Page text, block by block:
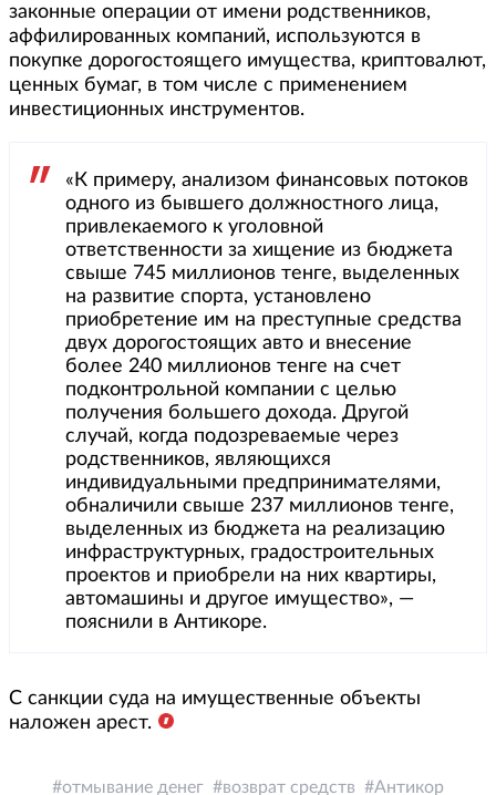
законные операции от имени родственников,
аффилированных компаний, используются в
покупке дорогостоящего имущества, криптовалют,
ценных бумаг, в том числе с применением
инвестиционных инструментов.
«К примеру, анализом финансовых потоков
одного из бывшего должностного лица,
привлекаемого к уголовной
ответственности за хищение из бюджета
свыше 745 миллионов тенге, выделенных
на развитие спорта, установлено
приобретение им на преступные средства
двух дорогостоящих авто и внесение
более 240 миллионов тенге на счет
подконтрольной компании с целью
получения большего дохода. Другой
случай, когда подозреваемые через
родственников, являющихся
индивидуальными предпринимателями,
обналичили свыше 237 миллионов тенге,
выделенных из бюджета на реализацию
инфраструктурных, градостроительных
проектов и приобрели на них квартиры,
автомашины и другое имущество», —
пояснили в Антикоре.
С санкции суда на имущественные объекты
наложен арест.
отмывание денег возврат средств Антикор